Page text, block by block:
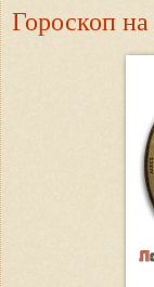
Гороскоп